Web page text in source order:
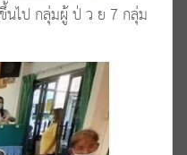
ไป กลุ่มผู้ ป่ ว ย 7 กลุ่ม